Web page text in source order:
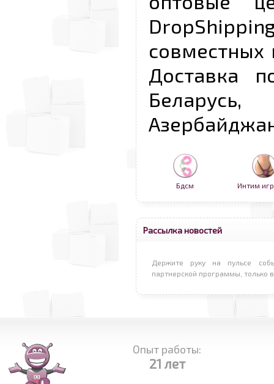
совместных
Доставка
Бдсм Интим
Рассылка новостей
Держите руку на пульсе
партнерской программы, только
Опыт работы:
21 лет